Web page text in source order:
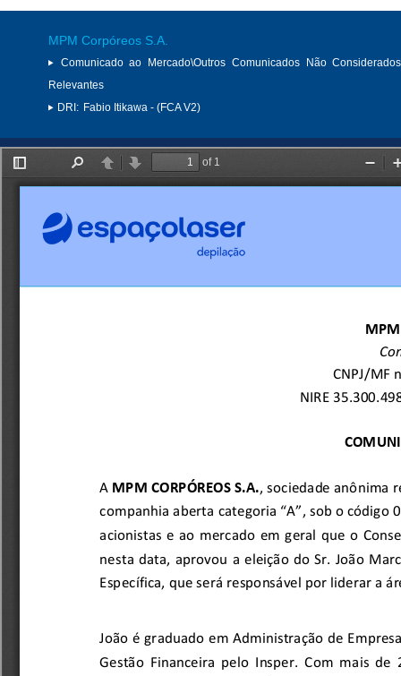
MPM Corpóreos S.A.
Comunicado ao Mercado\Outros Comunicados Não
Relevantes
DRI: Fabio Itikawa - (FCA V2)